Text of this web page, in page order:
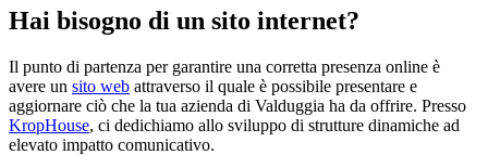
Hai bisogno di un sito internet?
Il punto di partenza per garantire una corretta presenza online è
avere un sito web attraverso il quale è possibile presentare e
aggiornare ciò che la tua azienda di Valduggia ha da offrire. Presso
KropHouse, ci dedichiamo allo sviluppo di strutture dinamiche ad
elevato impatto comunicativo.